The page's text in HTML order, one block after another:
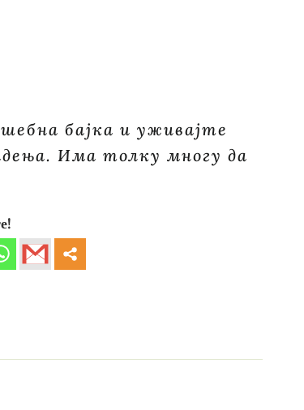
бајка и уживајте
Има толку многу да